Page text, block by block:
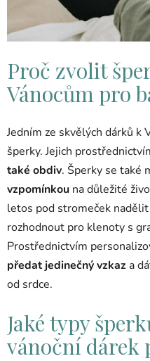
Proč zvolit
Vánocům pro
Jedním ze skvělých dárků k
šperky. Jejich
také obdiv. Šperky se také
vzpomínkou na důležité
letos pod stromeček
rozhodnout pro klenoty s
Prostřednictvím
předat jedinečný vzkaz a
od srdce.
Jaké typy
vánoční dárek